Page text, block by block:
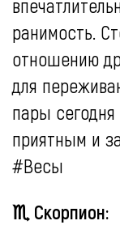
ранимость.
отношению
для
пары
приятным и
#Весы
♏ Скорпион: